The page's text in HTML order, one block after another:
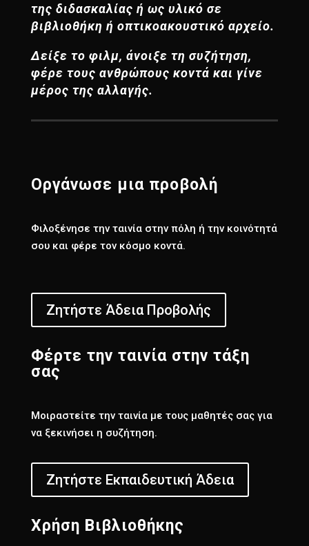
της διδασκαλίας ή ως υλικό σε
βιβλιοθήκη ή οπτικοακουστικό αρχείο.
Δείξε το φιλμ, άνοιξε τη συζήτηση,
φέρε τους ανθρώπους κοντά και γίνε
μέρος της αλλαγής.
Οργάνωσε μια προβολή
Φιλοξένησε την ταινία στην πόλη ή την κοινότητά
σου και φέρε τον κόσμο κοντά.
Ζητήστε Άδεια Προβολής
Φέρτε την ταινία στην τάξη
σας
Μοιραστείτε την ταινία με τους μαθητές σας για
να ξεκινήσει η συζήτηση.
Ζητήστε Εκπαιδευτική Άδεια
Χρήση Βιβλιοθήκης